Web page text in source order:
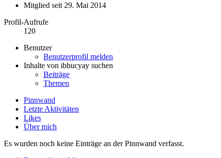
Mitglied seit 29. Mai 2014
Profil-Aufrufe
120
Benutzer
Benutzerprofil melden
Inhalte von ibhucyay suchen
Beiträge
Themen
Pinnwand
Letzte Aktivitäten
Likes
Über mich
Es wurden noch keine Einträge an der Pinnwand verfasst.